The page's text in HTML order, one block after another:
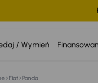
/ Wymień
wszystko
Fiat Panda